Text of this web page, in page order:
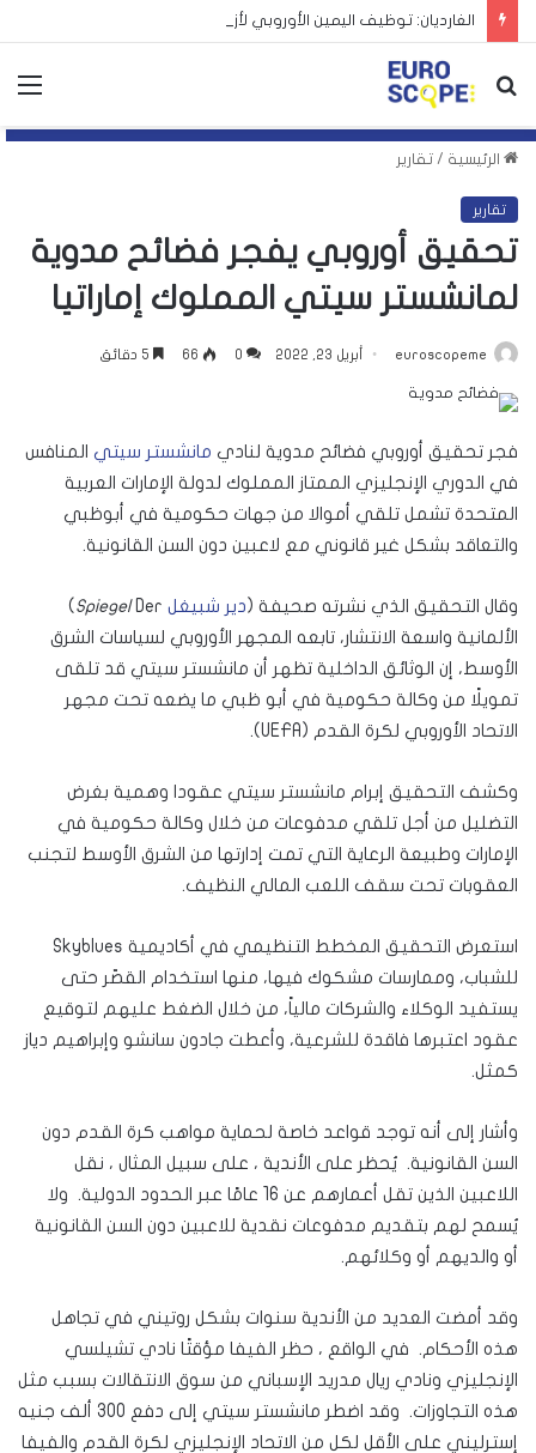
الغارديان: توظيف اليمين الأوروبي لأزمة سبتة يهدد بتكرارها
بحث
الرئيسية / تقارير
تقارير
تحقيق أوروبي يفجر فضائح مدوية
لمانشستر سيتي المملوك إماراتيا
euroscopeme أبريل 23, 2022 0
66
فجر تحقيق أوروبي فضائح مدوية لنادي مانشستر سيتي المنافس
في الدوري الإنجليزي الممتاز المملوك لدولة الإمارات العربية
المتحدة تشمل تلقي أموالا من جهات حكومية في أبوظبي
والتعاقد بشكل غير قانوني مع لاعبين دون السن القانونية.
وقال التحقيق الذي نشرته صحيفة (دير شبيغل Der
Spiegel
)
الألمانية واسعة الانتشار، تابعه المجهر الأوروبي لسياسات الشرق
الأوسط، إن الوثائق الداخلية تظهر أن مانشستر سيتي قد تلقى
تمويلًا من وكالة حكومية في أبو ظبي ما يضعه تحت مجهر
الاتحاد الأوروبي لكرة القدم (UEFA).
وكشف التحقيق إبرام مانشستر سيتي عقودا وهمية بغرض
التضليل من أجل تلقي مدفوعات من خلال وكالة حكومية في
الإمارات وطبيعة الرعاية التي تمت إدارتها من الشرق الأوسط لتجنب
العقوبات تحت سقف اللعب المالي النظيف.
استعرض التحقيق المخطط التنظيمي في أكاديمية Skyblues
للشباب، وممارسات مشكوك فيها، منها استخدام القصّر حتى
يستفيد الوكلاء والشركات مالياً، من خلال الضغط عليهم لتوقيع
عقود اعتبرها فاقدة للشرعية، وأعطت جادون سانشو وإبراهيم دياز
كمثل.
وأشار إلى أنه توجد قواعد خاصة لحماية مواهب كرة القدم دون
السن القانونية. يُحظر على الأندية ، على سبيل المثال ، نقل
اللاعبين الذين تقل أعمارهم عن 16 عامًا عبر الحدود الدولية. ولا
يُسمح لهم بتقديم مدفوعات نقدية للاعبين دون السن القانونية
أو والديهم أو وكلائهم.
وقد أمضت العديد من الأندية سنوات بشكل روتيني في تجاهل
هذه الأحكام. في الواقع ، حظر الفيفا مؤقتًا نادي تشيلسي
الإنجليزي ونادي ريال مدريد الإسباني من سوق الانتقالات بسبب مثل
هذه التجاوزات. وقد اضطر مانشستر سيتي إلى دفع 300 ألف جنيه
إسترليني على الأقل لكل من الاتحاد الإنجليزي لكرة القدم والفيفا